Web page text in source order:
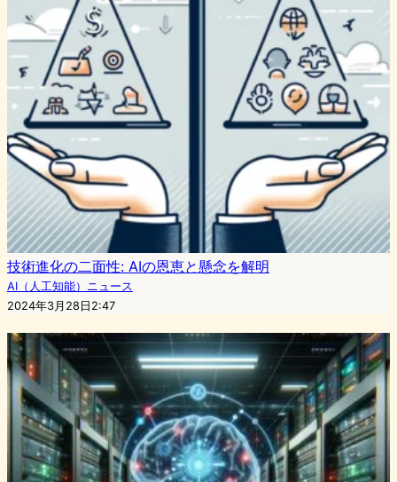
技術進化の二面性: AIの恩恵と懸念を解明
AI（人工知能）ニュース
2024年3月28日2:47